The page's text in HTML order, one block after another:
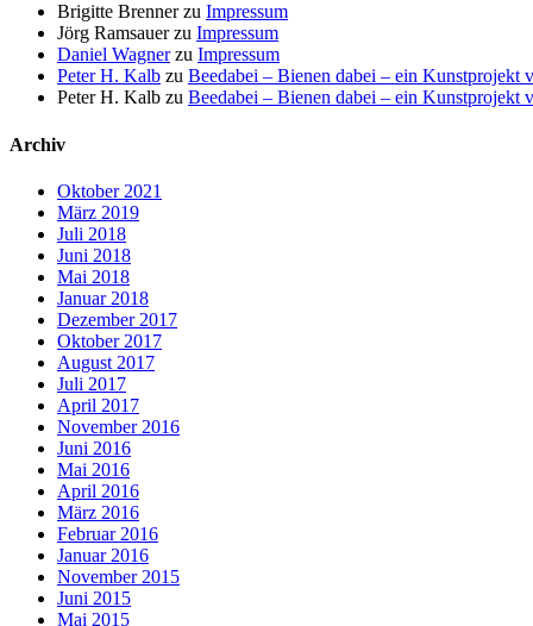
Brigitte Brennerzu Impressum
Jörg Ramsauerzu Impressum
Daniel Wagnerzu Impressum
Peter H. Kalb zu Beedabei – Bienen dabei – ein Kunstprojekt
Peter H. Kalb zu Beedabei – Bienen dabei – ein Kunstprojekt
Archiv
Oktober 2021
März 2019
Juli 2018
Juni 2018
Mai 2018
Januar 2018
Dezember 2017
Oktober 2017
August 2017
Juli 2017
April 2017
November 2016
Juni 2016
Mai 2016
April 2016
März 2016
Februar 2016
Januar 2016
November 2015
Juni 2015
Mai 2015